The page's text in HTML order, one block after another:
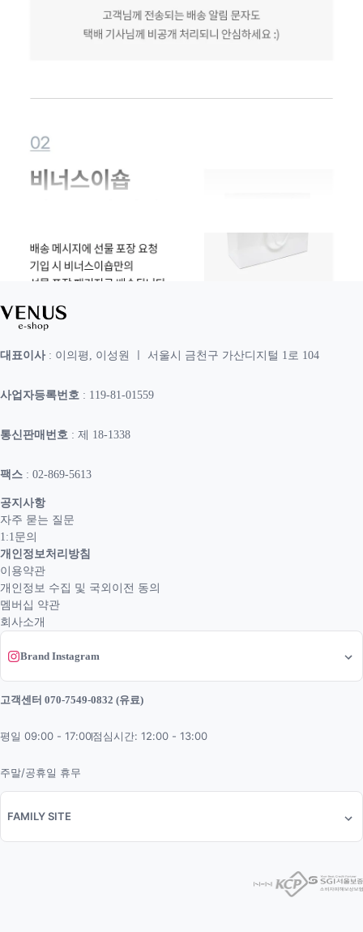
대표이사: 이의평, 이성원 ㅣ 서울시 금천구 가산디지털 1로 104
사업자등록번호 : 119-81-01559
통신판매번호 : 제 18-1338
팩스 : 02-869-5613
공지사항
자주 묻는 질문
1:1문의
개인정보처리방침
이용약관
개인정보 수집 및 국외이전 동의
멤버십 약관
회사소개
Brand Instagram
고객센터 070-7549-0832 (유료)
평일 09:00 - 17:00점심시간: 12:00 - 13:00
주말/공휴일 휴무
FAMILY SITE